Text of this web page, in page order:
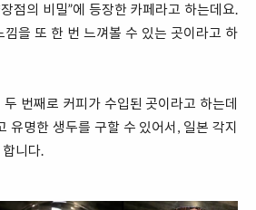
점의 비밀”에 등장한 카페라고 하는데요.
낌을 또 한 번 느껴볼 수 있는 곳이라고 하
번째로 커피가 수입된 곳이라고 하는데
유명한 생두를 구할 수 있어서, 일본 각지
니다.